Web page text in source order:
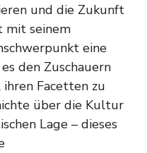
und die Zukunft
mit seinem
eine
den Zuschauern
Facetten zu
über die Kultur
Lage – dieses